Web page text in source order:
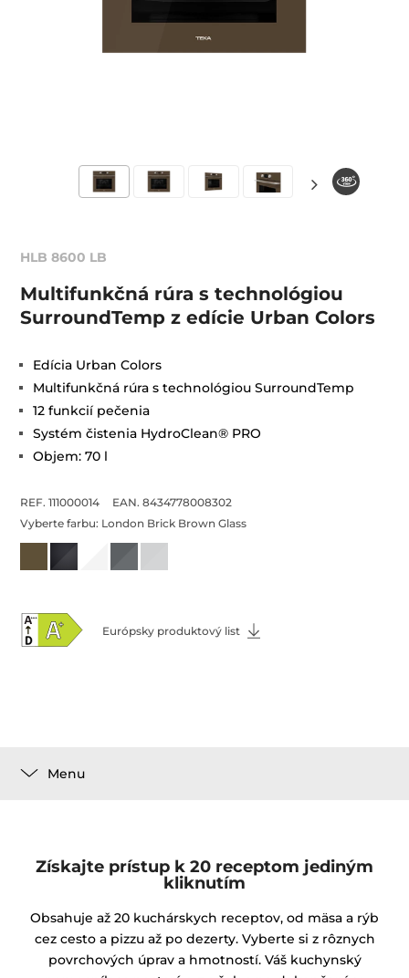
HLB 8600 LB
Multifunkčná rúra s technológiou
SurroundTemp z edície Urban Colors
Edícia Urban Colors
Multifunkčná rúra s technológiou SurroundTemp
12 funkcií pečenia
Systém čistenia HydroClean® PRO
Objem: 70 l
REF. 111000014
EAN. 8434778008302
Vyberte farbu: London Brick Brown Glass
Európsky produktový list
Menu
Získajte prístup k 20 receptom jediným
kliknutím
Obsahuje až 20 kuchárskych receptov, od mäsa a rýb
cez cesto a pizzu až po dezerty. Vyberte si z rôznych
povrchových úprav a hmotností. Váš kuchynský